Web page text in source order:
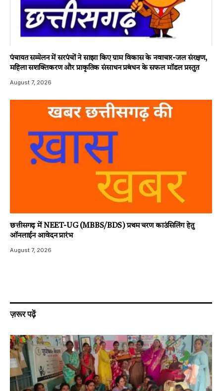
पंचायत सम्मेलन में सरपंचों ने साझा किए ग्राम विकास के नवाचार-जल संरक्षण,
महिला सशक्तिकरण और प्राकृतिक संसाधन प्रबंधन के सफल मॉडल प्रस्तुत
August 7, 2026
छत्तीसगढ़ में NEET-UG (MBBS/BDS) प्रथम चरण काउंसिलिंग हेतु
ऑनलाईन आवेदन प्रारंभ
August 7, 2026
ज़रूर पढ़ें